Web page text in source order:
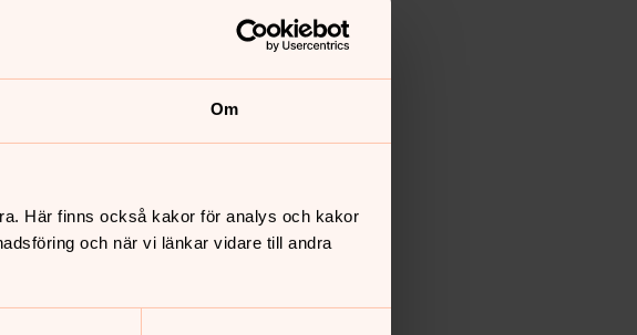
Om
Här finns också kakor för analys och kakor
och när vi länkar vidare till andra